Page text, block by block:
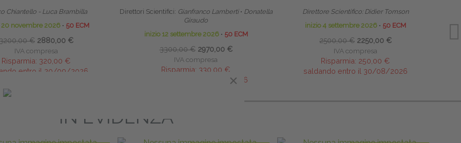
Chiantello - Luca Brambilla
20 novembre 2026 ∙ 50 ECM
€ 2880,00 €
IVA compresa
Risparmia: 320,00 €
entro il 20/09/2026
Direttori Scientifici: Gianfranco Lamberti ∙ Donatella
Giraudo
inizio 12 settembre 2026 ∙ 50 ECM
3300,00 € 2970,00 €
IVA compresa
Risparmia: 330,00 €
saldando entro il 30/08/2026
Direttore Scientifico: Didier Tomson
inizio 4 settembre 2026 ∙ 50 ECM
2500,00 € 2250,00 €
IVA compresa
Risparmia: 250,00 €
saldando entro il 30/08/2026
IN EVIDENZA
×